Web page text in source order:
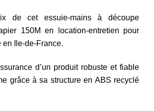
de cet essuie-mains à découpe
150M en location-entretien pour
en Ile-de-France.
d’un produit robuste et fiable
grâce à sa structure en ABS recyclé